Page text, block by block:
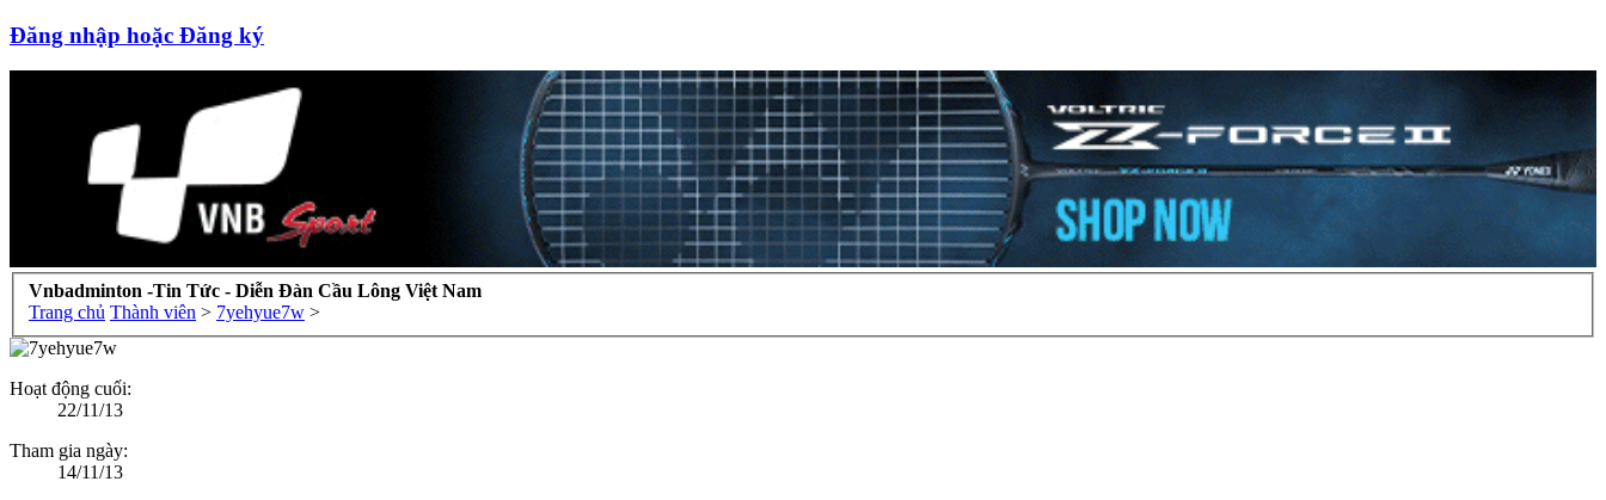
Đăng nhập hoặc Đăng ký
Vnbadminton -Tin Tức - Diễn Đàn Cầu Lông Việt Nam
Trang chủ Thành viên > 7yehyue7w >
Hoạt động cuối:
22/11/13
Tham gia ngày:
14/11/13